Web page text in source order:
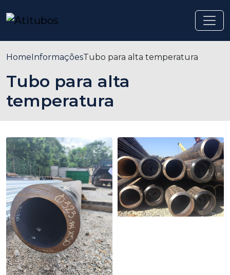
HomeInformaçõesTubo para alta temperatura
Tubo para alta
temperatura